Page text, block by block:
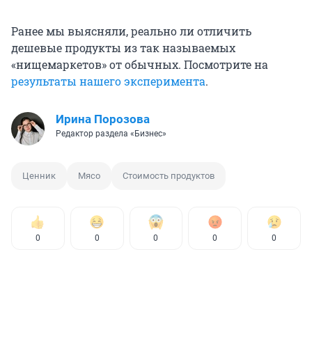
Ранее мы выясняли, реально ли отличить
дешевые продукты из так называемых
«нищемаркетов» от обычных. Посмотрите на
результаты нашего эксперимента.
Ирина Порозова
Редактор раздела «Бизнес»
Ценник Мясо Стоимость продуктов
0 0 0 0 0